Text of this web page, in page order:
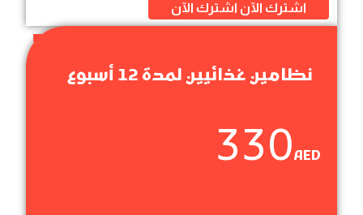
اشترك الآن اشترك الآن
نظامين غذائيين لمدة 12 أسبوع
330AED